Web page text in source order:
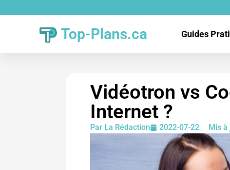
Top-Plans.ca Guides
Vidéotron vs
Internet ?
Par La Rédaction 2022-07-22 Mis à